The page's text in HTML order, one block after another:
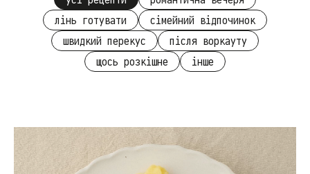
лінь готувати
сімейний відпочинок
швидкий перекус
після воркауту
щось розкішне
інше